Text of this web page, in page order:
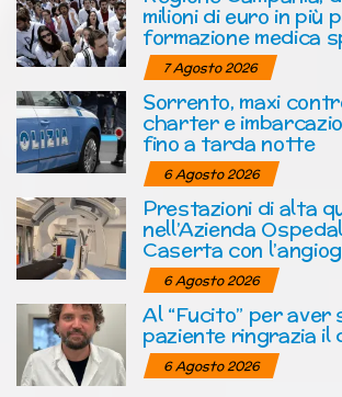
milioni di euro in più
formazione medica
7 Agosto 2026
Sorrento, maxi
charter e
fino a tarda notte
6 Agosto 2026
Prestazioni di alta
nell’Azienda
Caserta con
6 Agosto 2026
Al “Fucito” per aver
paziente ringrazia il
6 Agosto 2026